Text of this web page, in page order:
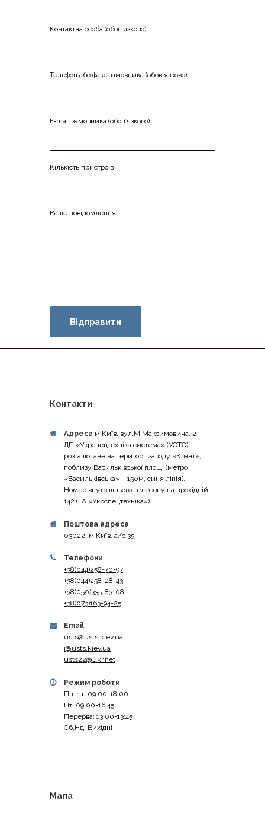
Кон­та­ктна осо­ба (обо­в’яз­ко­во)
Теле­фон або факс замов­ни­ка (обо­в’яз­ко­во)
Е‑mail замов­ни­ка (обо­в’яз­ко­во)
Кіль­кість пристроїв
Ваше повідомлення
Контакти
Адреса м.Київ, вул.М.Максимовича, 2
ДП «Укрспецтехніка система» (УСТС)
розташоване на території заводу «Квант»,
поблизу Васильківської площі (метро
«Васильківська» – 150м, синя лінія).
Номер внутрішнього телефону на прохідній –
142 (ТА «Укрспецтехніка»)
Поштова адреса
03022, м.Київ, а/с 35
Телефони
+38(044)258-70-97
+38(044)258-28-43
+38(050)335-83-08
+38(073)163-94-25
Email
usts@usts.kiev.ua
i@usts.kiev.ua
usts22@ukr.net
Режим роботи
Пн-Чт: 09:00-18:00
Пт: 09:00-16:45
Перерва: 13:00-13:45
Сб,Нд: Вихідні
Мапа